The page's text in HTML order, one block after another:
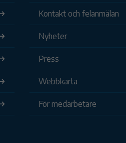
Kontakt och felanmälan
Nyheter
Press
Webbkarta
För medarbetare